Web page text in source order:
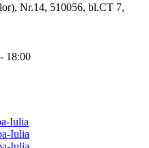
Nr.14, 510056, bl.CT 7,
18:00
Iulia
Iulia